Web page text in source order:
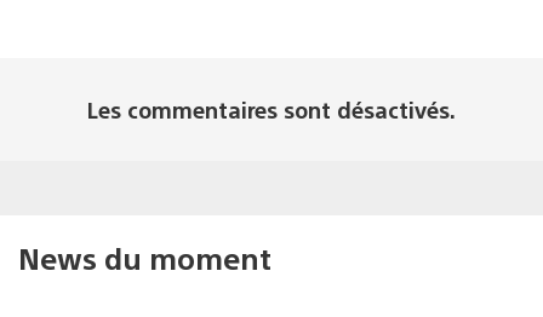
Les commentaires sont désactivés.
News du moment